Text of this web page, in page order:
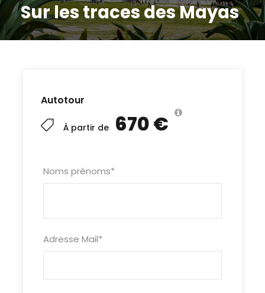
Sur les traces des Mayas
Autotour
À partir de 670 €
Noms prénoms*
Adresse Mail*